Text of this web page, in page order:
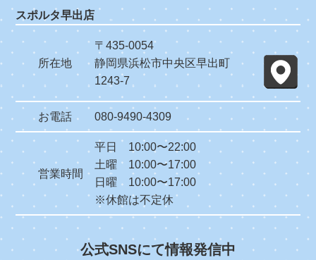
スポルタ早出店
所在地
〒435-0054
静岡県浜松市中央区早出町
1243-7
お電話 080-9490-4309
営業時間
平日 10:00〜22:00
土曜 10:00〜17:00
日曜 10:00〜17:00
※休館は不定休
公式SNSにて情報発信中